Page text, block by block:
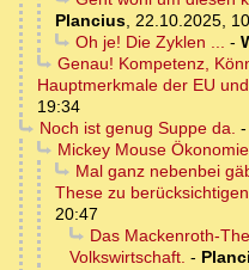
Plancius, 22.10.2025,
Oh je! Die Zyklen ... -
Genau! Kompetenz,
Hauptmerkmale der EU
19:34
Noch ist genug Suppe da. -
Mickey Mouse Ökonomie
Mal ganz nebenbei
These zu
20:47
Das Mackenroth-
Volkswirtschaft. -